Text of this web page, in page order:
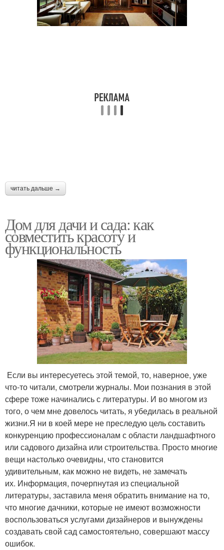
читать дальше →
Дом для дачи и сада: как
совместить красоту и
функциональность
Если вы интересуетесь этой темой, то, наверное, уже
что-то читали, смотрели журналы. Мои познания в этой
сфере тоже начинались с литературы. И во многом из
того, о чем мне довелось читать, я убедилась в реальной
жизни.Я ни в коей мере не преследую цель составить
конкуренцию профессионалам с области ландшафтного
или садового дизайна или строительства. Просто многие
вещи настолько очевидны, что становится
удивительным, как можно не видеть, не замечать
их. Информация, почерпнутая из специальной
литературы, заставила меня обратить внимание на то,
что многие дачники, которые не имеют возможности
воспользоваться услугами дизайнеров и вынуждены
создавать свой сад самостоятельно, совершают массу
ошибок.